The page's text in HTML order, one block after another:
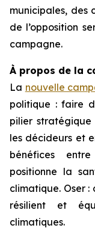
municipales, des
de l’opposition
campagne.
À propos de la
La nouvelle
politique : faire
pilier
les décideurs et
bénéfices
positionne la
climatique. Oser :
résilient et
climatiques.